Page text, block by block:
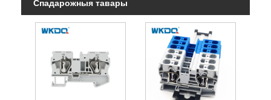
Спадарожныя тавары